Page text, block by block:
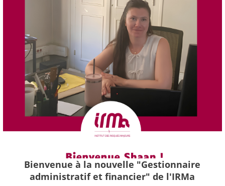
Bienvenue à la nouvelle "Gestionnaire
administratif et financier" de l'IRMa